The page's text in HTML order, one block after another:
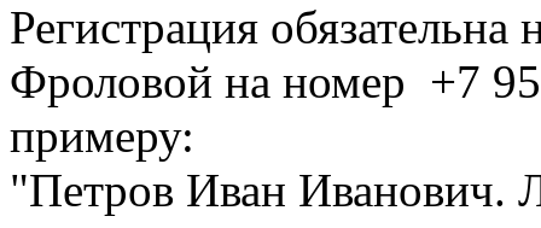
Регистрация
Фроловой на номер +7
примеру:
"Петров Иван Иванович.